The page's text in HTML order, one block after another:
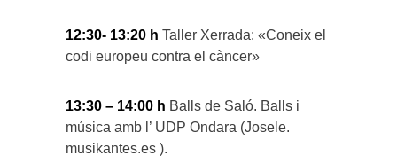
12:30- 13:20 h Taller Xerrada: «Coneix el
codi europeu contra el càncer»
13:30 – 14:00 h Balls de Saló. Balls i
música amb l’ UDP Ondara (Josele.
musikantes.es ).